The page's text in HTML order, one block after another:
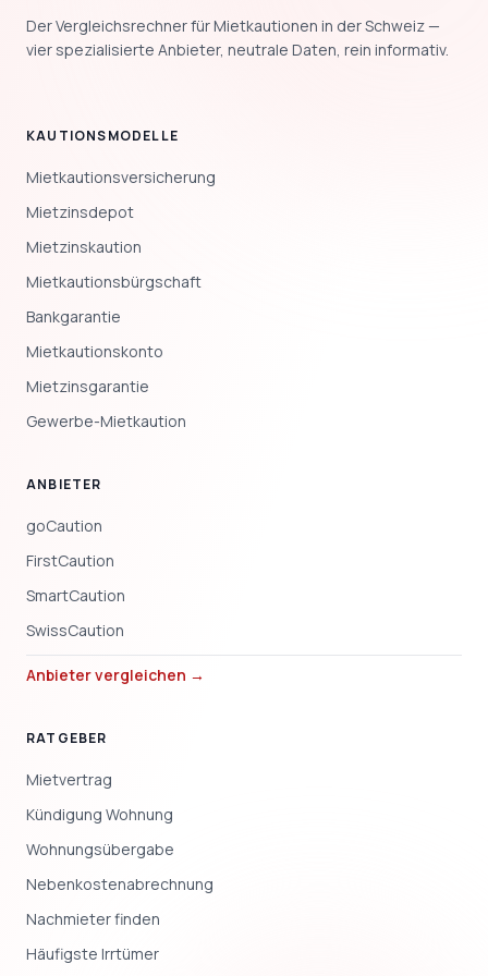
Der Vergleichsrechner für Mietkautionen in der Schweiz —
vier spezialisierte Anbieter, neutrale Daten, rein informativ.
KAUTIONSMODELLE
Mietkautionsversicherung
Mietzinsdepot
Mietzinskaution
Mietkautionsbürgschaft
Bankgarantie
Mietkautionskonto
Mietzinsgarantie
Gewerbe-Mietkaution
ANBIETER
goCaution
FirstCaution
SmartCaution
SwissCaution
Anbieter vergleichen →
RATGEBER
Mietvertrag
Kündigung Wohnung
Wohnungsübergabe
Nebenkostenabrechnung
Nachmieter finden
Häufigste Irrtümer